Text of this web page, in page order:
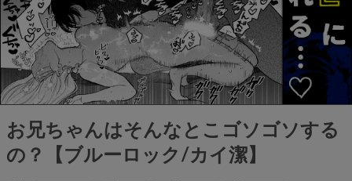
お兄ちゃんはそんなとこゴソゴソする
の？【ブルーロック/カイ潔】